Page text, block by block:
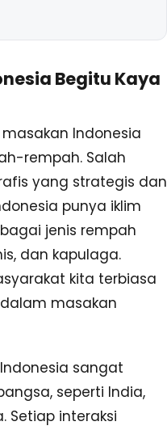
Begitu Kaya
Indonesia
rempah. Salah
yang strategis dan
punya iklim
jenis rempah
dan kapulaga.
kita terbiasa
masakan
sangat
seperti India,
Setiap interaksi